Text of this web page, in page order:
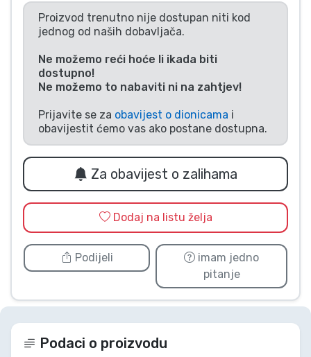
Proizvod trenutno nije dostupan niti kod
jednog od naših dobavljača.
Ne možemo reći hoće li ikada biti
dostupno!
Ne možemo to nabaviti ni na zahtjev!
Prijavite se za obavijest o dionicama i
obavijestit ćemo vas ako postane dostupna.
Za obavijest o zalihama
Dodaj na listu želja
Podijeli
imam jedno
pitanje
Podaci o proizvodu
Vrste proizvoda